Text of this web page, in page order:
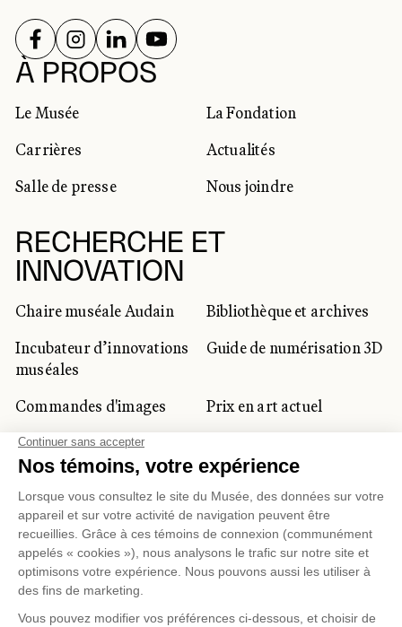
À PROPOS
Le Musée
La Fondation
Carrières
Actualités
Salle de presse
Nous joindre
RECHERCHE ET
INNOVATION
Chaire muséale Audain
Bibliothèque et archives
Incubateur d’innovations
muséales
Guide de numérisation 3D
Commandes d'images
Prix en art actuel
Prix Lynne-Cohen
CLIENTÈLE CORPORATIVE
ET PRIVÉE
Location d'espaces
Activités corporatives
RÉSEAUX SOCIAUX
SUIVEZ-NOUS SUR
SUIVEZ-NOUS SUR
SUIVEZ-NOUS SUR
SUIVEZ-NOUS SUR